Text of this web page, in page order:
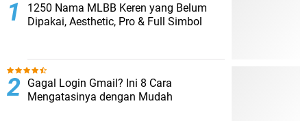
1250 Nama MLBB Keren yang Belum
Dipakai, Aesthetic, Pro & Full Simbol
Gagal Login Gmail? Ini 8 Cara
Mengatasinya dengan Mudah